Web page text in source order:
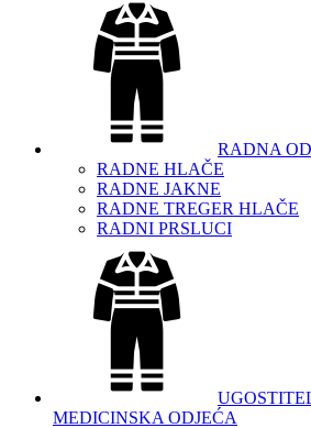
RADNA
RADNE HLAČE
RADNE JAKNE
RADNE TREGER HLAČE
RADNI PRSLUCI
MEDICINSKA ODJEĆA